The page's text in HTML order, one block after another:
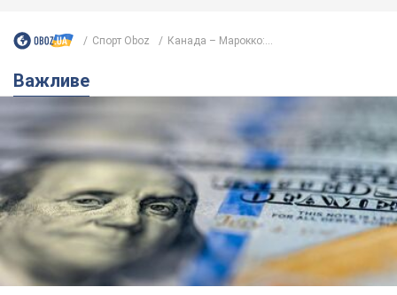
Спорт Oboz Канада – Марокко:...
Важливе